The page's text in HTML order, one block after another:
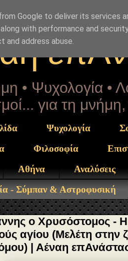
o-xrysostomos.html" } }
• Ψυχολογία •
για τη
Ψυχολογία
Φιλοσοφία
Αθήνα Αναλύσεις
- Σύμπαν & Αστροφυσική
ο Χρυσόστομος -
αγίου (Μελέτη στην
| Αέναη
Google to deliver its services
with performance and
address abuse.